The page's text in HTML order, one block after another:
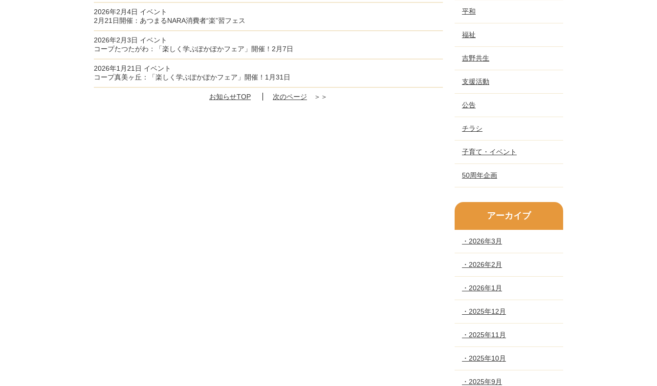
2026年2月4日 イベント
2月21日開催：あつまるNARA消費者“楽”習フェス
2026年2月3日 イベント
コープたつたがわ：「楽しく学ぶぽかぽかフェア」開催！2月7日
2026年1月21日 イベント
コープ真美ヶ丘：「楽しく学ぶぽかぽかフェア」開催！1月31日
お知らせTOP 次のページ ＞＞
平和
福祉
吉野共生
支援活動
公告
チラシ
子育て・イベント
50周年企画
アーカイブ
・2026年3月
・2026年2月
・2026年1月
・2025年12月
・2025年11月
・2025年10月
・2025年9月